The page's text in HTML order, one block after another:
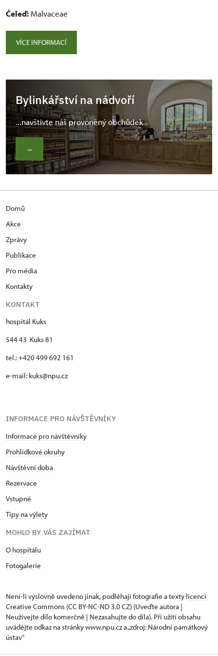
Čeleď: Malvaceae
VÍCE INFORMACÍ
Bylinkářství na nádvoří
...navštivte náš provoněný obchůdek
→
Domů
Akce
Zprávy
Publikace
Pro média
Kontakty
KONTAKT
hospitál Kuks
544 43 Kuks 81
tel.: +420 499 692 161
e-mail: kuks@npu.cz
INFORMACE PRO NÁVŠTĚVNÍKY
Informace pro návštěvníky
Prohlídkové okruhy
Návštěvní doba
Rezervace
Vstupné
Tipy na výlety
MOHLO BY VÁS ZAJÍMAT
O hospitálu
Fotogalerie
Není-li výslovně uvedeno jinak, podléhají fotografie a texty licenci
Creative Commons (CC BY-NC-ND 3.0 CZ) (Uveďte autora |
Neužívejte dílo komerčně | Nezasahujte do díla). Při užití obsahu
uvádějte odkaz na stránky www.npu.cz a „zdroj: Národní památkový
ústav“